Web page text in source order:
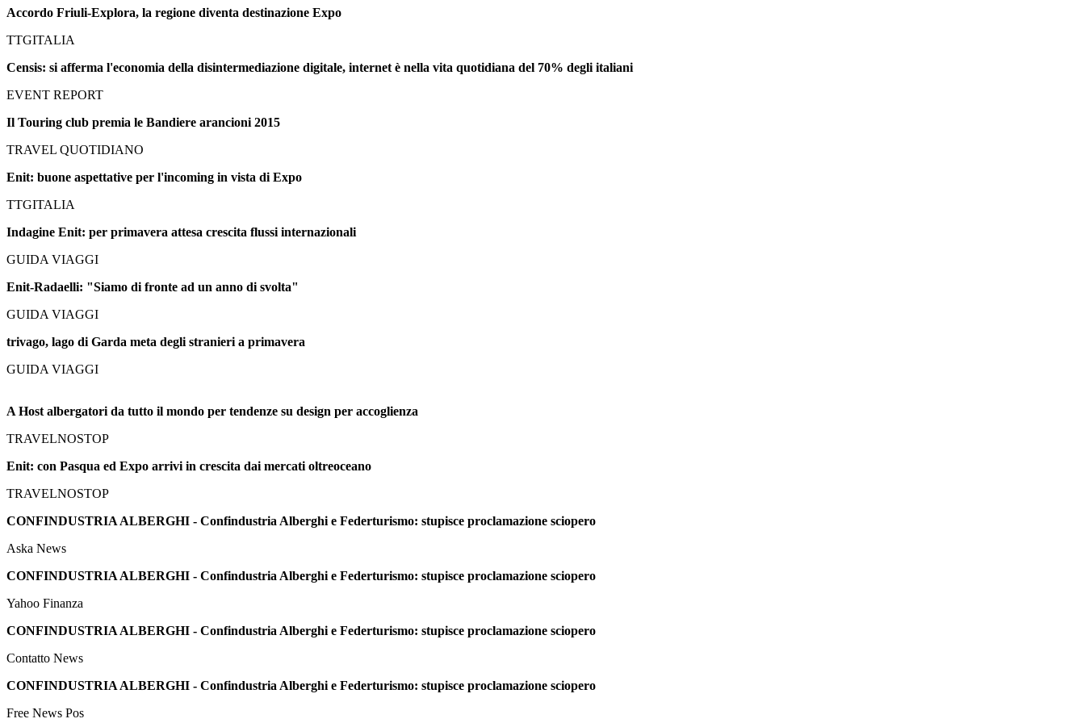
Accordo Friuli-Explora, la regione diventa destinazione Expo
TTGITALIA
Censis: si afferma l'economia della disintermediazione digitale, internet è nella vita quotidiana del 70% degli italiani
EVENT REPORT
Il Touring club premia le Bandiere arancioni 2015
TRAVEL QUOTIDIANO
Enit: buone aspettative per l'incoming in vista di Expo
TTGITALIA
Indagine Enit: per primavera attesa crescita flussi internazionali
GUIDA VIAGGI
Enit-Radaelli: "Siamo di fronte ad un anno di svolta"
GUIDA VIAGGI
trivago, lago di Garda meta degli stranieri a primavera
GUIDA VIAGGI
A Host albergatori da tutto il mondo per tendenze su design per accoglienza
TRAVELNOSTOP
Enit: con Pasqua ed Expo arrivi in crescita dai mercati oltreoceano
TRAVELNOSTOP
CONFINDUSTRIA ALBERGHI - Confindustria Alberghi e Federturismo: stupisce proclamazione sciopero
Aska News
CONFINDUSTRIA ALBERGHI - Confindustria Alberghi e Federturismo: stupisce proclamazione sciopero
Yahoo Finanza
CONFINDUSTRIA ALBERGHI - Confindustria Alberghi e Federturismo: stupisce proclamazione sciopero
Contatto News
CONFINDUSTRIA ALBERGHI - Confindustria Alberghi e Federturismo: stupisce proclamazione sciopero
Free News Pos